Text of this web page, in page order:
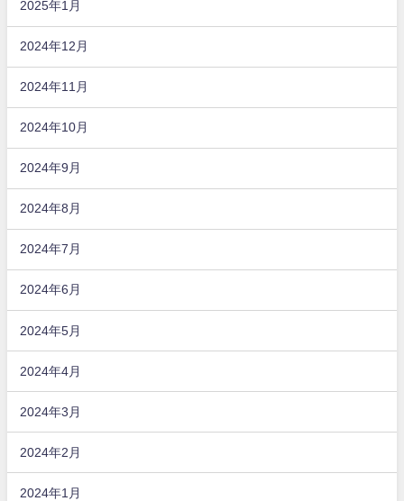
2025年1月
2024年12月
2024年11月
2024年10月
2024年9月
2024年8月
2024年7月
2024年6月
2024年5月
2024年4月
2024年3月
2024年2月
2024年1月